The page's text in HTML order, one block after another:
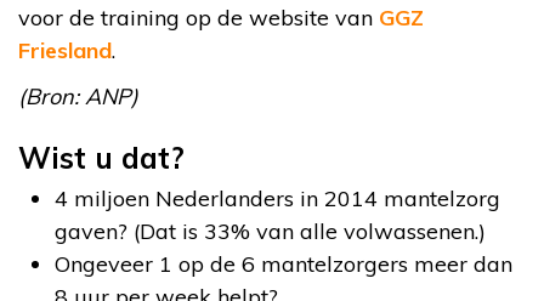
voor de training op de website van GGZ
Friesland.
(Bron: ANP)
Wist u dat?
4 miljoen Nederlanders in 2014 mantelzorg
gaven? (Dat is 33% van alle volwassenen.)
Ongeveer 1 op de 6 mantelzorgers meer dan